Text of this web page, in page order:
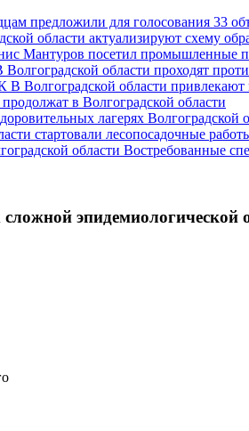
предложили для голосования 33
области актуализируют схему
Мантуров посетил промышленные
Волгоградской области проходят
В Волгоградской области
в Волгоградской области
лагерях Волгоградской
стартовали лесопосадочные
Востребованные
эпидемиологической